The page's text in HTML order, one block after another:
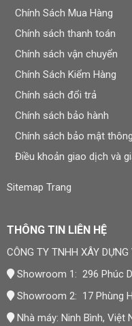
Chính Sách Mua Hàng
Chính sách thanh toán
Chính sách vận chuyển
Chính Sách Kiểm Hàng
Chính sách đổi trả
Chính sách bảo hành
Chính sách bảo mật
Điều khoản giao dịch và
Sitemap Trang
THÔNG TIN LIÊN HỆ
CÔNG TY TNHH XÂY
Showroom 1: 296 Phúc
Showroom 2: 17 Phùng
Nhà máy: Ninh Bình, Việt